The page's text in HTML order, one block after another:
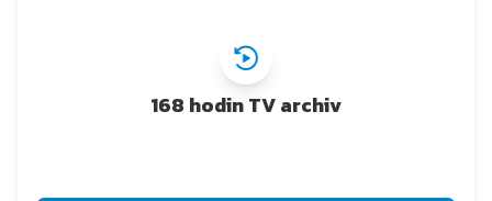
168 hodin TV archiv